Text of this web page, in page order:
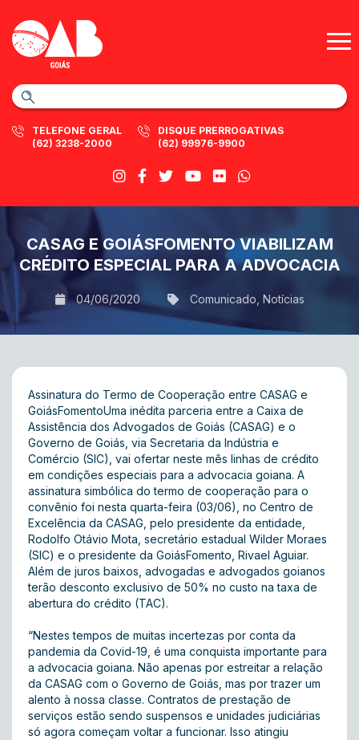
TELEFONE GERAL
(62) 3238-2000
DISQUE PRERROGATIVAS
(62) 99976-9900
CASAG E GOIÁSFOMENTO VIABILIZAM
CRÉDITO ESPECIAL PARA A ADVOCACIA
04/06/2020 Comunicado Notícias
Assinatura do Termo de Cooperação entre CASAG e
GoiásFomentoUma inédita parceria entre a Caixa de
Assistência dos Advogados de Goiás (CASAG) e o
Governo de Goiás, via Secretaria da Indústria e
Comércio (SIC), vai ofertar neste mês linhas de crédito
em condições especiais para a advocacia goiana. A
assinatura simbólica do termo de cooperação para o
convênio foi nesta quarta-feira (03/06), no Centro de
Excelência da CASAG, pelo presidente da entidade,
Rodolfo Otávio Mota, secretário estadual Wilder Moraes
(SIC) e o presidente da GoiásFomento, Rivael Aguiar.
Além de juros baixos, advogadas e advogados goianos
terão desconto exclusivo de 50% no custo na taxa de
abertura do crédito (TAC).
“Nestes tempos de muitas incertezas por conta da
pandemia da Covid-19, é uma conquista importante para
a advocacia goiana. Não apenas por estreitar a relação
da CASAG com o Governo de Goiás, mas por trazer um
alento à nossa classe. Contratos de prestação de
serviços estão sendo suspensos e unidades judiciárias
só agora começam voltar a funcionar. Isso atingiu